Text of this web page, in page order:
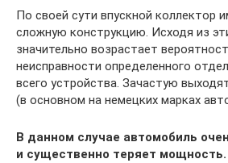
По своей сути впускной коллектор
сложную конструкцию. Исходя из
значительно возрастает
неисправности определенного
всего устройства. Зачастую
(в основном на немецких марках
В данном случае автомобиль
и существенно теряет